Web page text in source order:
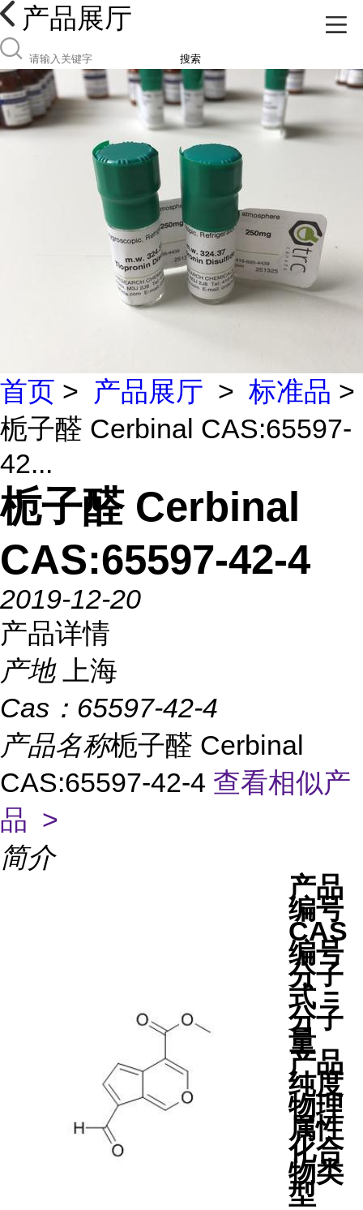
产品展厅
搜索
首页 > 产品展厅 > 标准品 >
栀子醛 Cerbinal CAS:65597-
42...
栀子醛 Cerbinal
CAS:65597-42-4
2019-12-20
产品详情
产地
上海
Cas： 65597-42-4
产品名称栀子醛 Cerbinal
CAS:65597-42-4 查看相似产
品 >
简介
产品
编号
CAS
编号
分子
式 =
分子
量
产品
纯度
物理
属性
化合
物类
型